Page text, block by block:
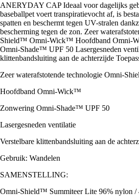
ANERYDAY CAP Ideaal voor dagelijks
baseballpet voert transpiratievocht af, is
spatten en beschermt tegen UV-stralen
bescherming tegen de zon. Zeer
Shield™ Omni-Wick™ Hoofdband Omni-
Omni-Shade™ UPF 50 Lasergesneden
klittenbandsluiting aan de achterzijde
Zeer waterafstotende technologie Omni-
Hoofdband Omni-Wick™
Zonwering Omni-Shade™ UPF 50
Lasergesneden ventilatie
Verstelbare klittenbandsluiting aan de
Gebruik: Wandelen
SAMENSTELLING:
Omni-Shield™ Summiteer Lite 96% nylon /